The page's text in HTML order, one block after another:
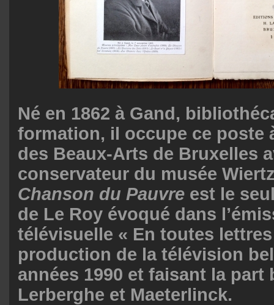
Né en 1862 à Gand,
formation, il occupe ce poste
des Beaux-Arts de Bruxelles
conservateur du musée
Chanson du Pauvre est le
de Le Roy évoqué dans
télévisuelle « En toutes lettres
production de la télévision
années 1990 et faisant la part
Lerberghe et Maeterlinck.